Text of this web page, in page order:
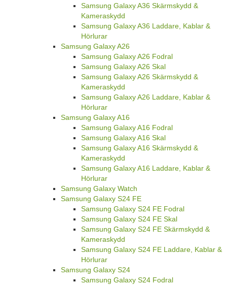
Samsung Galaxy A36 Skärmskydd &
Kameraskydd
Samsung Galaxy A36 Laddare, Kablar &
Hörlurar
Samsung Galaxy A26
Samsung Galaxy A26 Fodral
Samsung Galaxy A26 Skal
Samsung Galaxy A26 Skärmskydd &
Kameraskydd
Samsung Galaxy A26 Laddare, Kablar &
Hörlurar
Samsung Galaxy A16
Samsung Galaxy A16 Fodral
Samsung Galaxy A16 Skal
Samsung Galaxy A16 Skärmskydd &
Kameraskydd
Samsung Galaxy A16 Laddare, Kablar &
Hörlurar
Samsung Galaxy Watch
Samsung Galaxy S24 FE
Samsung Galaxy S24 FE Fodral
Samsung Galaxy S24 FE Skal
Samsung Galaxy S24 FE Skärmskydd &
Kameraskydd
Samsung Galaxy S24 FE Laddare, Kablar &
Hörlurar
Samsung Galaxy S24
Samsung Galaxy S24 Fodral